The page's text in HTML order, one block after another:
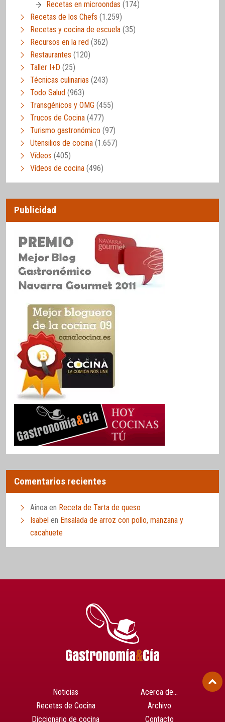
Recetas en microondas (174)
Recetas de los Chefs (1.259)
Recetas y cocina de escuela (35)
Recursos en la red (362)
Restaurantes (120)
Taller I+D (25)
Técnicas culinarias (243)
Todo Salud (963)
Transgénicos y OMG (455)
Trucos de Cocina (477)
Turismo gastronómico (97)
Utensilios de cocina (1.657)
Vídeos (405)
Vídeos de cocina (496)
Publicidad
Comentarios recientes
Ainoa en Receta de Tarta de queso
Isabel en Ensalada de arroz con pollo, manzana y
cacahuete
Noticias
Recetas de Cocina
Diccionario de cocina
Acerca de…
Archivo
Contacto